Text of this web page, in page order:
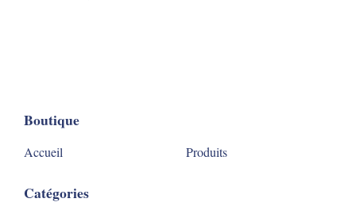
Boutique
Accueil Produits
Catégories